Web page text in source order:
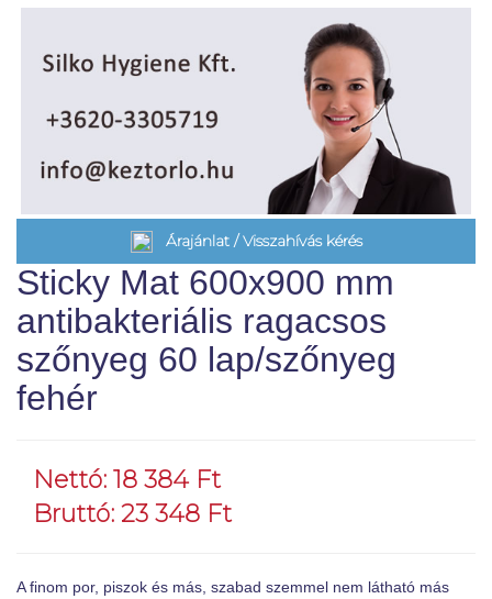
Árajánlat / Visszahívás kérés
Sticky Mat 600x900 mm
antibakteriális ragacsos
szőnyeg 60 lap/szőnyeg
fehér
Nettó: 18 384 Ft
Bruttó: 23 348 Ft
A finom por, piszok és más, szabad szemmel nem látható más